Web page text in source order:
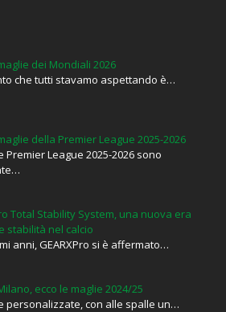
dei Mondiali 2026
che tutti stavamo aspettando è…
della Premier League 2025-2026
Premier League 2025-2026 sono
Total Stability System, una nuova era
stabilità nel calcio
anni, GEARXPro si è affermato…
ecco le maglie 2024/25
personalizzate, con alle spalle un…